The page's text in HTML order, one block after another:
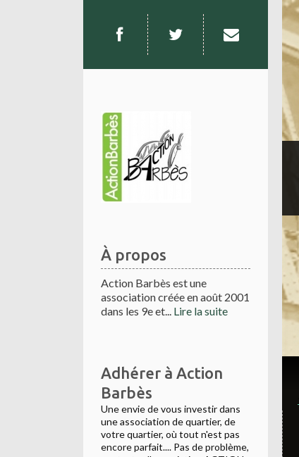
À propos
Action Barbès est une
association créée en août 2001
dans les 9e et... Lire la suite
Adhérer à Action
Barbès
Une envie de vous investir dans
une association de quartier, de
votre quartier, où tout n'est pas
encore parfait.... Pas de problème,